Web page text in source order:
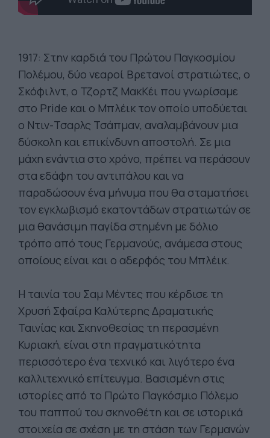
1917: Στην καρδιά του Πρώτου Παγκοσμίου
Πολέμου, δύο νεαροί Βρετανοί στρατιώτες, ο
Σκόφιλντ, ο Τζορτζ ΜακΚέι που γνωρίσαμε
στο Pride και ο Μπλέικ τον οποίο υποδύεται
ο Ντιν-Τσαρλς Τσάπμαν, αναλαμβάνουν μια
δύσκολη και επικίνδυνη αποστολή. Σε μια
μάχη ενάντια στο χρόνο, πρέπει να περάσουν
στα εδάφη του αντιπάλου και να
παραδώσουν ένα μήνυμα που θα σταματήσει
τον εγκλωβισμό εκατοντάδων στρατιωτών σε
μια θανάσιμη παγίδα στημένη με δόλιο
τρόπο από τους Γερμανούς, ανάμεσα στους
οποίους είναι και ο αδερφός του Μπλέικ.
Η ταινία του Σαμ Μέντες που κέρδισε τη
Χρυσή Σφαίρα Καλύτερης Δραματικής
Ταινίας και Σκηνοθεσίας τη περασμένη
Κυριακή, είναι στη πραγματικότητα
περισσότερο ένα τεχνικό και λιγότερο ένα
καλλιτεχνικό επίτευγμα. Βασισμένη στις
ιστορίες από το Πρώτο Παγκόσμιο Πόλεμο
του παππού του σκηνοθέτη και σε ιστορικά
στοιχεία σε σχέση με τη στάση των Γερμανών